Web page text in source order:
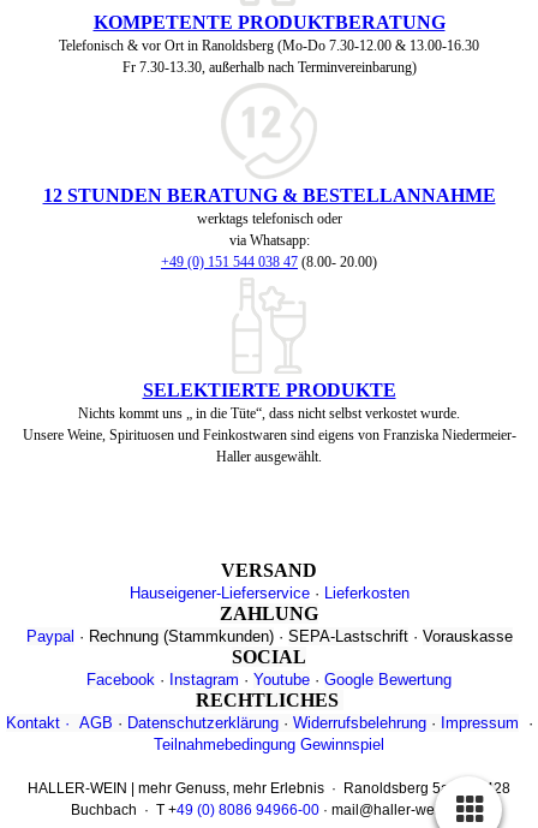
KOMPETENTE PRODUKTBERATUNG
Telefonisch & vor Ort in Ranoldsberg (Mo-Do 7.30-12.00 & 13.00-16.30
Fr 7.30-13.30, außerhalb nach Terminvereinbarung)
12 STUNDEN BERATUNG & BESTELLANNAHME
werktags telefonisch oder
via Whatsapp:
+49 (0) 151 544 038 47 (8.00- 20.00)
SELEKTIERTE PRODUKTE
Nichts kommt uns „ in die Tüte“, dass nicht selbst verkostet wurde.
Unsere Weine, Spirituosen und Feinkostwaren sind eigens von Franziska Niedermeier-
Haller ausgewählt.
VERSAND
Hauseigener-Lieferservice· Lieferkosten
ZAHLUNG
Paypal · Rechnung (Stammkunden)· SEPA-Lastschrift· Vorauskasse
SOCIAL
Facebook · Instagram · Youtube · Google Bewertung
RECHTLICHES
Kontakt· AGB · Datenschutzerklärung· Widerrufsbelehrung· Impressum ·
Teilnahmebedingung Gewinnspiel
HALLER-WEIN | mehr Genuss, mehr Erlebnis · Ranoldsberg 5a · 84428
Buchbach · T +49 (0) 8086 94966-00 · mail@haller-wein.de